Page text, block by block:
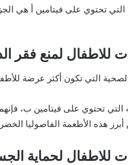
تحتوي على فيتامين أ هي
للاطفال لمنع فقر
التي تكون أكثر عرضة
التي تحتوي على فيتامين ب،
هذه الأطعمة الفاصوليا
للاطفال لحماية